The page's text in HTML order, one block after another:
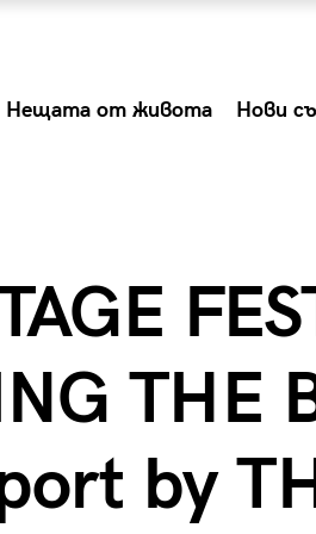
Нещата от живота Нови
THE
by
Summer Prelude: как